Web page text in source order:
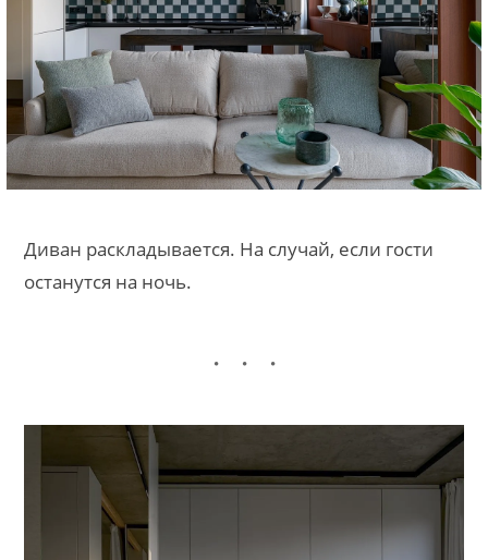
Диван раскладывается. На случай, если гости
останутся на ночь.